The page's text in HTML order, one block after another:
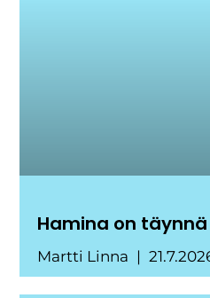
Hamina on
Martti Linna